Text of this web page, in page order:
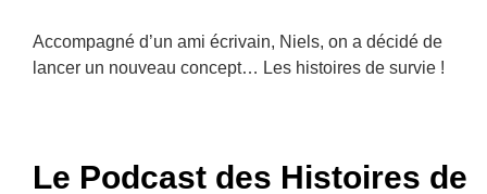
Accompagné d’un ami écrivain, Niels, on a décidé de
lancer un nouveau concept… Les histoires de survie !
Le Podcast des Histoires de